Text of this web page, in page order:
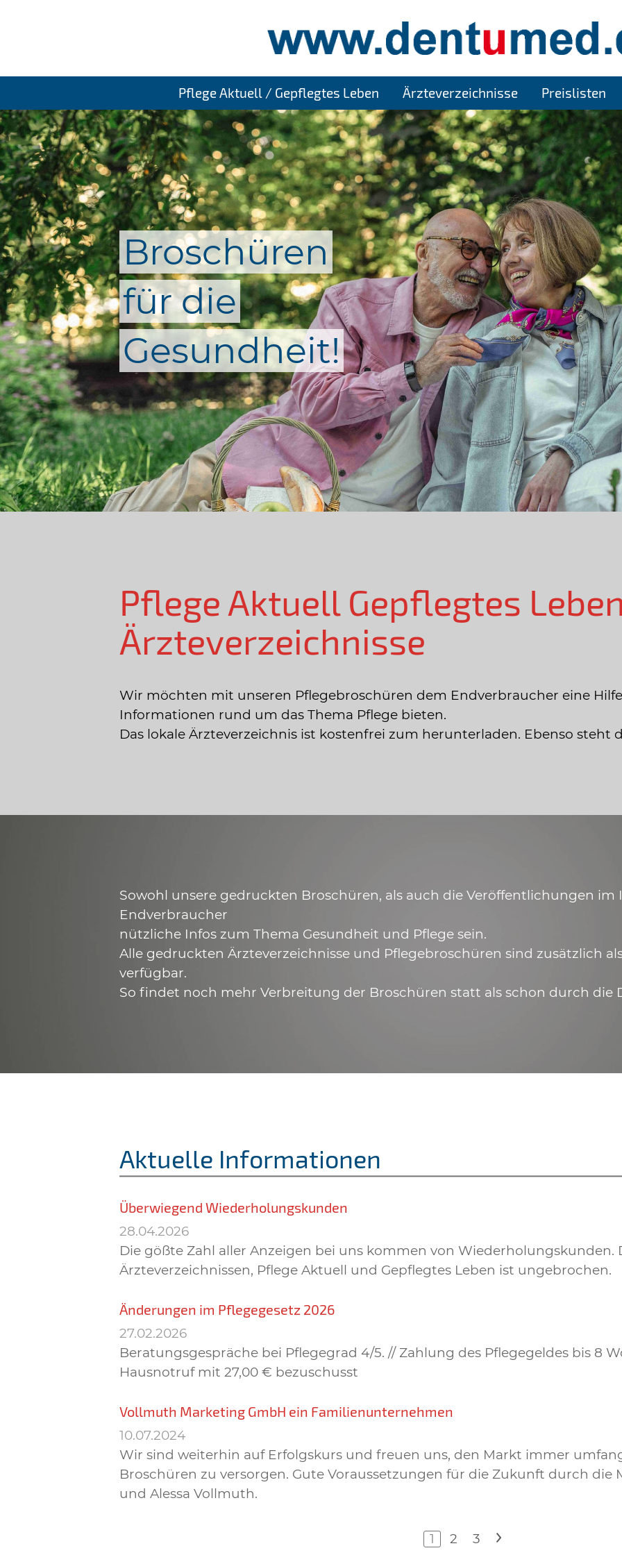
Pflege Aktuell / Gepflegtes Leben Ärzteverzeichnisse Preislisten
Broschüren
für die
Gesundheit!
Pflege Aktuell Gepflegtes
Ärzteverzeichnisse
Wir möchten mit unseren Pflegebroschüren dem Endverbraucher eine
Informationen rund um das Thema Pflege bieten.
Das lokale Ärzteverzeichnis ist kostenfrei zum herunterladen. Ebenso steht
Sowohl unsere gedruckten Broschüren, als auch die Veröffentlichungen im
Endverbraucher
nützliche Infos zum Thema Gesundheit und Pflege sein.
Alle gedruckten Ärzteverzeichnisse und Pflegebroschüren sind zusätzlich
verfügbar.
So findet noch mehr Verbreitung der Broschüren statt als schon durch die
Aktuelle Informationen
Überwiegend Wiederholungskunden
28.04.2026
Die gößte Zahl aller Anzeigen bei uns kommen von Wiederholungskunden.
Ärzteverzeichnissen, Pflege Aktuell und Gepflegtes Leben ist ungebrochen.
Änderungen im Pflegegesetz 2026
27.02.2026
Beratungsgespräche bei Pflegegrad 4/5. // Zahlung des Pflegegeldes bis 8
Hausnotruf mit 27,00 € bezuschusst
Vollmuth Marketing GmbH ein Familienunternehmen
10.07.2024
Wir sind weiterhin auf Erfolgskurs und freuen uns, den Markt immer
Broschüren zu versorgen. Gute Voraussetzungen für die Zukunft durch die
und Alessa Vollmuth.
1 2 3 >